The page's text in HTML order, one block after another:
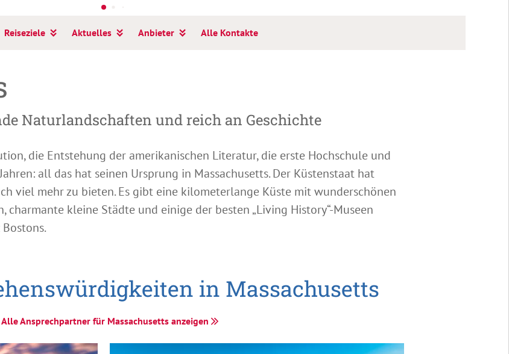
Reiseziele Aktuelles Anbieter Alle Kontakte
Naturlandschaften und reich an Geschichte
die Entstehung der amerikanischen Literatur, die erste Hochschule und
all das hat seinen Ursprung in Massachusetts. Der Küstenstaat hat
viel mehr zu bieten. Es gibt eine kilometerlange Küste mit wunderschönen
charmante kleine Städte und einige der besten „Living History“-Museen
in Massachusetts
Alle Ansprechpartner für Massachusetts anzeigen